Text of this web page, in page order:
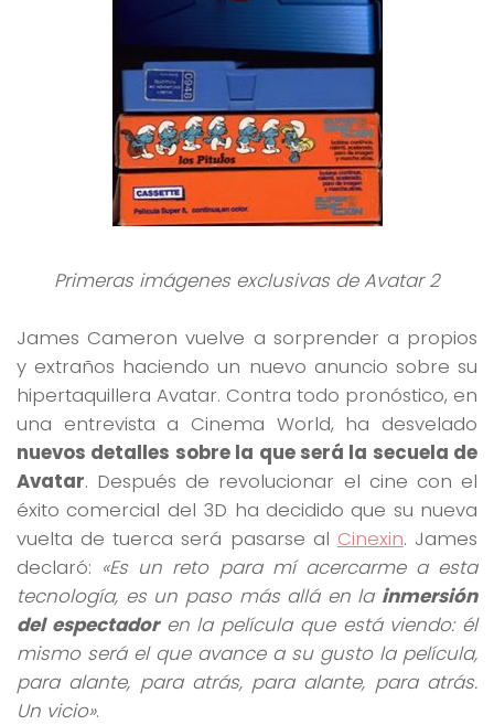
Primeras imágenes exclusivas de Avatar 2
James Cameron vuelve a sorprender a propios
y extraños haciendo un nuevo anuncio sobre su
hipertaquillera Avatar. Contra todo pronóstico, en
una entrevista a Cinema World, ha desvelado
nuevos detalles sobre la que será la secuela de
Avatar. Después de revolucionar el cine con el
éxito comercial del 3D ha decidido que su nueva
vuelta de tuerca será pasarse al Cinexin. James
declaró: «Es un reto para mí acercarme a esta
tecnología, es un paso más allá en la inmersión
del espectadoren la película que está viendo: él
mismo será el que avance a su gusto la película,
para alante, para atrás, para alante, para atrás.
Un vicio».